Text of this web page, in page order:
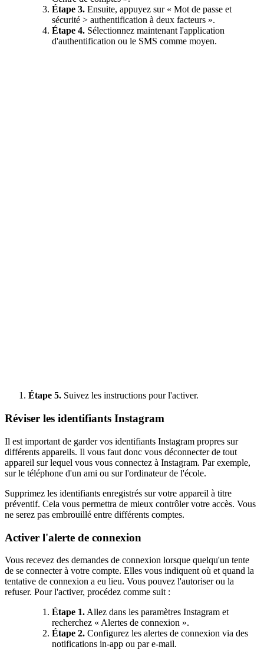
Étape 3. Ensuite, appuyez sur « Mot de passe et
sécurité > authentification à deux facteurs ».
Étape 4. Sélectionnez maintenant l'application
d'authentification ou le SMS comme moyen.
Étape 5. Suivez les instructions pour l'activer.
Réviser les identifiants Instagram
Il est important de garder vos identifiants Instagram propres sur
différents appareils. Il vous faut donc vous déconnecter de tout
appareil sur lequel vous vous connectez à Instagram. Par exemple,
sur le téléphone d'un ami ou sur l'ordinateur de l'école.
Supprimez les identifiants enregistrés sur votre appareil à titre
préventif. Cela vous permettra de mieux contrôler votre accès. Vous
ne serez pas embrouillé entre différents comptes.
Activer l'alerte de connexion
Vous recevez des demandes de connexion lorsque quelqu'un tente
de se connecter à votre compte. Elles vous indiquent où et quand la
tentative de connexion a eu lieu. Vous pouvez l'autoriser ou la
refuser. Pour l'activer, procédez comme suit :
Étape 1. Allez dans les paramètres Instagram et
recherchez « Alertes de connexion ».
Étape 2. Configurez les alertes de connexion via des
notifications in-app ou par e-mail.